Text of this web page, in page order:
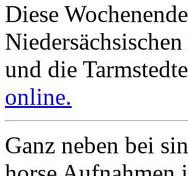
Diese
und die
online.
Ganz neben bei